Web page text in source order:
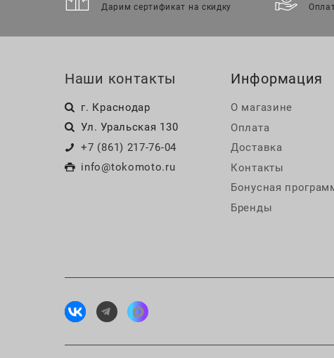
Дарим сертификат на скидку
Наши контакты
г. Краснодар
Ул. Уральская 130
+7 (861) 217-76-04
info@tokomoto.ru
Информация
О магазине
Оплата
Доставка
Контакты
Бонусная
Бренды